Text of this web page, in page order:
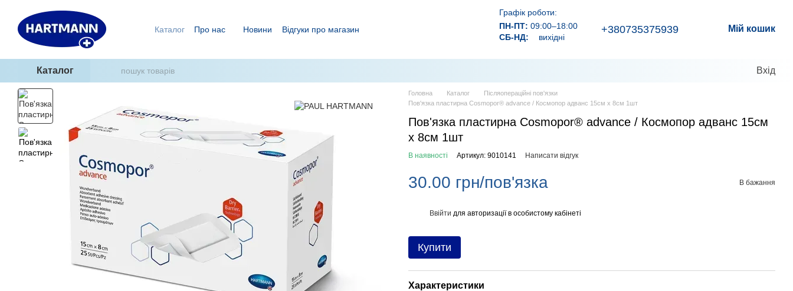
Перейти до основного контенту
Каталог Про нас Новини
Відгуки про магазин
Графік роботи:
ПН-ПТ: 09:00–18:00
СБ-НД:
вихідні
+380735375939 Мій кошик
Каталог Вхід
Головна Каталог
Післяопераційні пов'язки
Пов'язка пластирна Cosmopor® advance / Космопор адванс 15см x 8см 1шт
Пов'язка пластирна Cosmopor® advance / Космопор адванс 15см
x 8см 1шт
В наявності Артикул: 9010141 Написати відгук
30.00 грн/пов'язка В бажання
Ввійти для авторизації в особистому кабінеті
Купити
Характеристики